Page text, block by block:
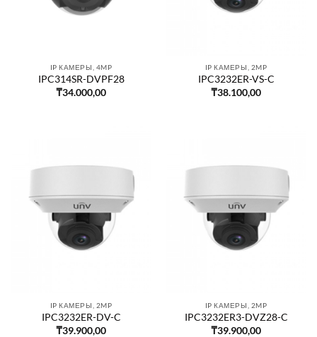
IP КАМЕРЫ, 4MP
IPC314SR-DVPF28
₸34.000,00
IP КАМЕРЫ, 2MP
IPC3232ER-VS-C
₸38.100,00
IP КАМЕРЫ, 2MP
IPC3232ER-DV-C
₸39.900,00
IP КАМЕРЫ, 2MP
IPC3232ER3-DVZ28-C
₸39.900,00